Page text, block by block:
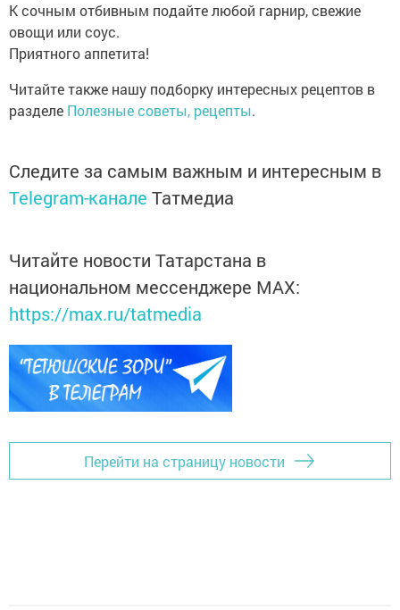
К сочным отбивным подайте любой гарнир, свежие
овощи или соус.
Приятного аппетита!
Читайте также нашу подборку интересных рецептов в
разделе Полезные советы, рецепты.
Следите за самым важным и интересным в
Telegram-канале Татмедиа
Читайте новости Татарстана в
национальном мессенджере MАХ:
https://max.ru/tatmedia
Перейти на страницу новости